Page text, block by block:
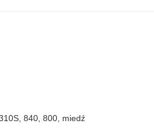
840, 800, miedź